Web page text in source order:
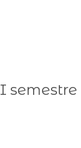
I